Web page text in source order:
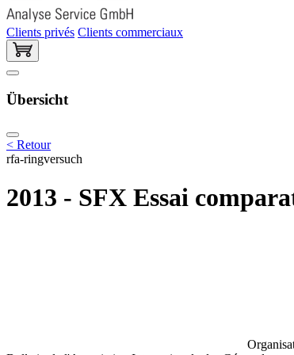
Clients privés Clients commerciaux
Übersicht
< Retour
rfa-ringversuch
2013 - SFX Essai